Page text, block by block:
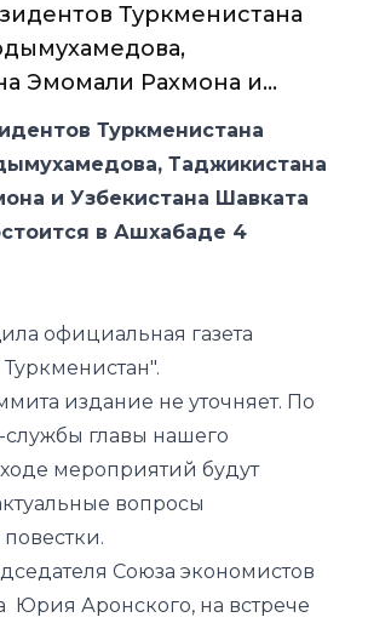
Туркменистана
Эмомали Рахмона и...
Туркменистана
Таджикистана
и Узбекистана Шавката
в Ашхабаде 4
официальная газета
".
издание не уточняет. По
службы главы нашего
ходе мероприятий будут
вопросы
Союза экономистов
Юрия Аронского, на встрече